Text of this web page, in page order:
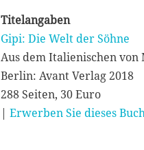
Titelangaben
Gipi: Die Welt der Söhne
Aus dem Italienischen
Berlin: Avant Verlag 2018
288 Seiten, 30 Euro
| Erwerben Sie dieses